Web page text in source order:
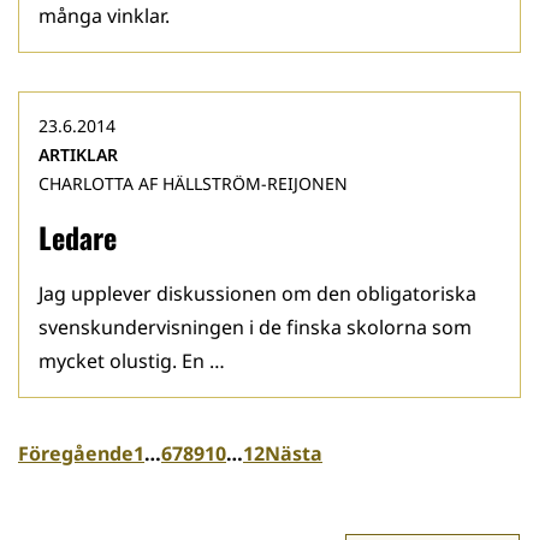
många vinklar.
Ledare
23.6.2014
ARTIKLAR
CHARLOTTA AF HÄLLSTRÖM-REIJONEN
Jag upplever diskussionen om den obligatoriska
svenskundervisningen i de finska skolorna som
mycket olustig. En …
Föregående1…678910…12Nästa